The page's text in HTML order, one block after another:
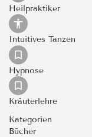
Heilpraktiker
Intuitives Tanzen
Hypnose
Kräuterlehre
Kategorien
Bücher